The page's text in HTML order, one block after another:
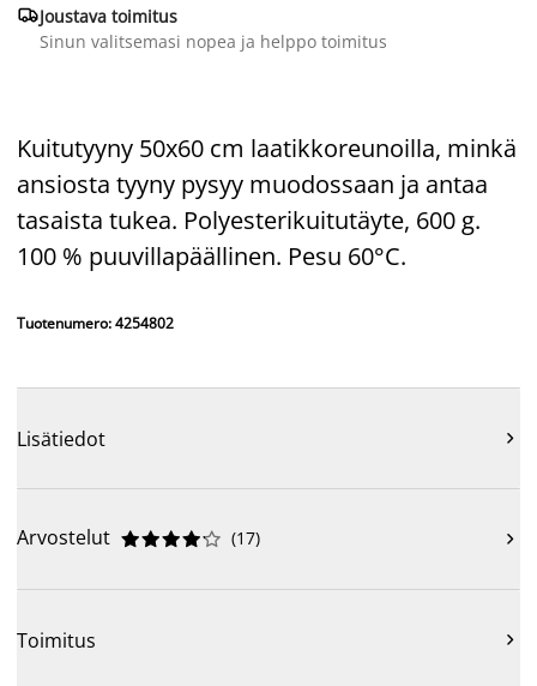
Joustava toimitus
Sinun valitsemasi nopea ja helppo toimitus
Kuitutyyny 50x60 cm laatikkoreunoilla, minkä
ansiosta tyyny pysyy muodossaan ja antaa
tasaista tukea. Polyesterikuitutäyte, 600 g.
100 % puuvillapäällinen. Pesu 60°C.
Tuotenumero: 4254802
Lisätiedot 
Arvostelut 




 (17) 
Toimitus 